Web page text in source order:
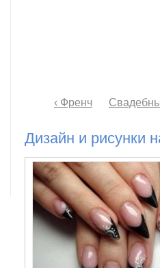
‹ Френч
Дизайн и рисунки